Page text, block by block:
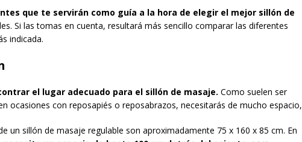
que te servirán como guía a la hora de elegir el mejor sillón de
Si las tomas en cuenta, resultará más sencillo comparar las diferentes
indicada.
el lugar adecuado para el sillón de masaje. Como suelen ser
ocasiones con reposapiés o reposabrazos, necesitarás de mucho espacio,
un sillón de masaje regulable son aproximadamente 75 x 160 x 85 cm. En